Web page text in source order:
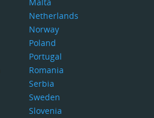
Malta
Netherlands
Norway
Poland
Portugal
Romania
Serbia
Sweden
Slovenia